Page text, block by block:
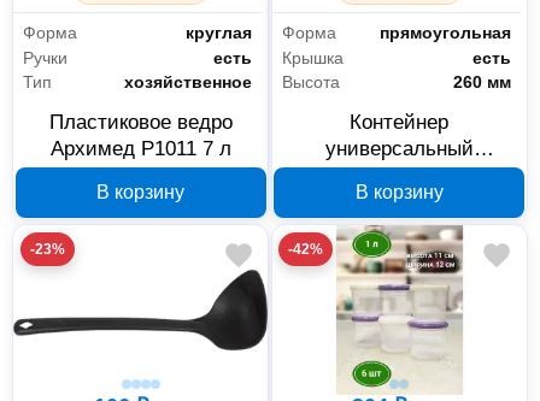
Форма
круглая
Ручки
есть
Тип
хозяйственное
Пластиковое ведро
Архимед P1011 7 л
В корзину
Форма
прямоугольная
Крышка
есть
Высота
260 мм
Контейнер
универсальный
В корзину
-23% -42%